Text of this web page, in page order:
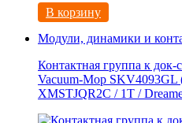
В корзину
Модули, динамики и
Контактная группа к
Vacuum-Mop SKV4093GL
XMSTJQR2C / 1T /